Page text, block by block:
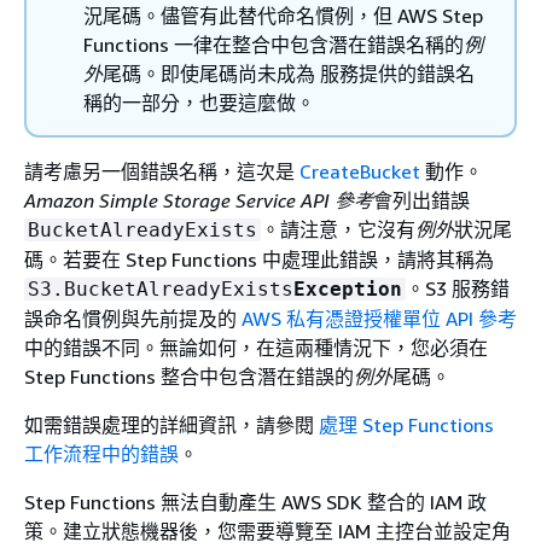
況尾碼。儘管有此替代命名慣例，但 AWS Step
Functions 一律在整合中包含潛在錯誤名稱的例
外尾碼。即使尾碼尚未成為 服務提供的錯誤名
稱的一部分，也要這麼做。
請考慮另一個錯誤名稱，這次是 CreateBucket 動作。
Amazon Simple Storage Service API 參考會列出錯誤
BucketAlreadyExists 。請注意，它沒有例外狀況尾
碼。若要在 Step Functions 中處理此錯誤，請將其稱為
S3.BucketAlreadyExistsException 。S3 服務錯
誤命名慣例與先前提及的 AWS 私有憑證授權單位 API 參考
中的錯誤不同。無論如何，在這兩種情況下，您必須在
Step Functions 整合中包含潛在錯誤的例外尾碼。
如需錯誤處理的詳細資訊，請參閱 處理 Step Functions
工作流程中的錯誤 。
Step Functions 無法自動產生 AWS SDK 整合的 IAM 政
策。建立狀態機器後，您需要導覽至 IAM 主控台並設定角